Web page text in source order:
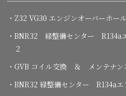
・Z32 VG30 エンジンオーバーホー
・BNR32 緑整備センター R134a
２
・GVB コイル交換 ＆ メンテナン
・BNR32 緑整備センター R134a